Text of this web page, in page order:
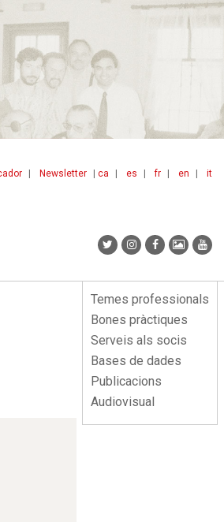
ca es fr en it
Newsletter
Menu
lateral
Temes professionals
Bones pràctiques
Serveis als socis
Bases de dades
Publicacions
Audiovisual